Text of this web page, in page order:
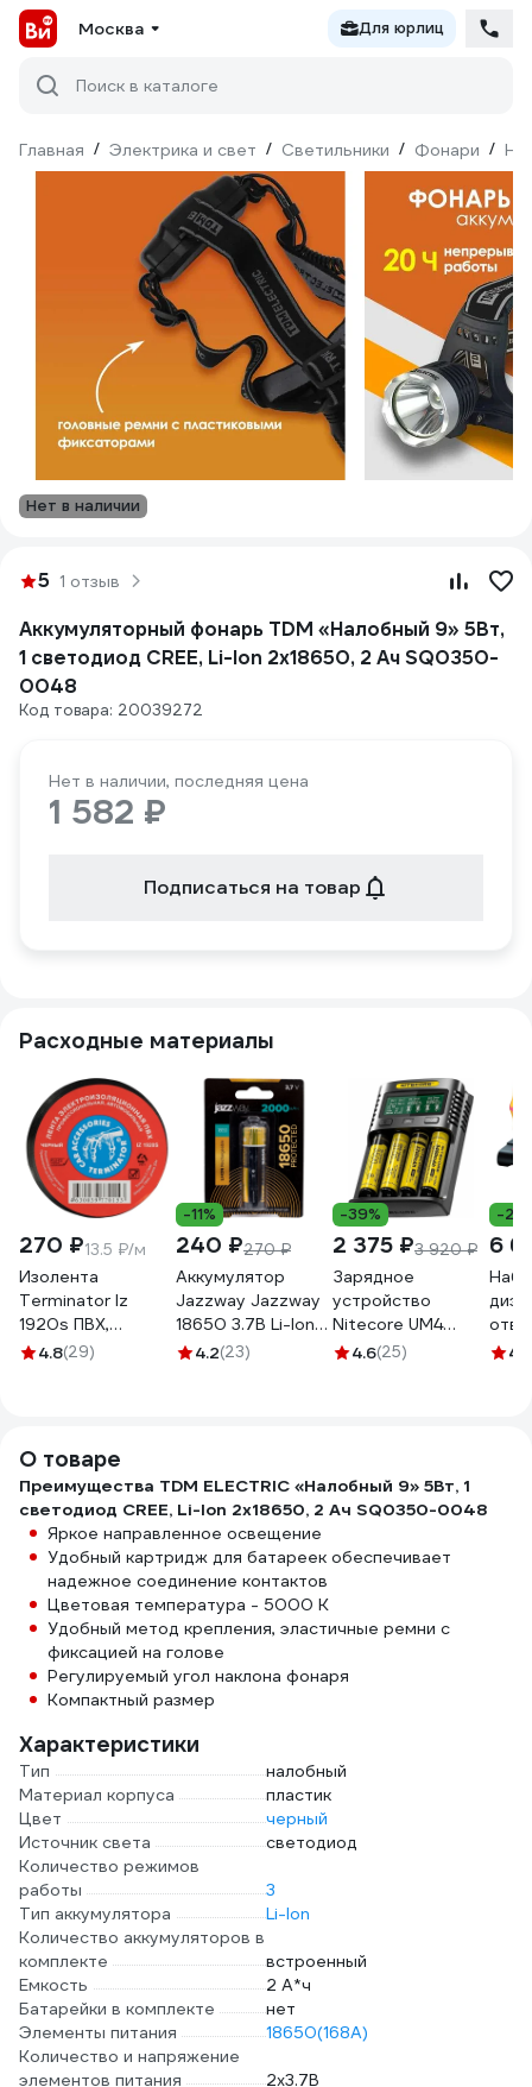
Москва Для юрлиц
Поиск в каталоге
Главная / Электрика и свет / Светильники / Фонари /
Нет в наличии
5 1 отзыв
Аккумуляторный фонарь TDM «Налобный 9» 5Вт,
1 светодиод CREE, Li-Ion 2x18650, 2 Ач SQ0350-
0048
Код товара: 20039272
Нет в наличии, последняя цена
1 582 ₽
Подписаться на товар
Расходные материалы
270 ₽13.5 ₽/м
Изолента
Terminator Iz
1920s ПВХ,
черная,
4.8(29)
-11%
240 ₽270 ₽
Аккумулятор
Jazzway Jаzzway
18650 3.7В Li-Ion
2000 мАч с
4.2(23)
-39%
2 375 ₽3 920 ₽
Зарядное
устройство
Nitecore UM4
18650/21700 на
автоматическим
определением
4.6(25)
-
6
4.9
О товаре
Преимущества TDM ELECTRIC «Налобный 9» 5Вт, 1
светодиод CREE, Li-Ion 2x18650, 2 Ач SQ0350-0048
Яркое направленное освещение
Удобный картридж для батареек обеспечивает
надежное соединение контактов
Цветовая температура - 5000 К
Удобный метод крепления, эластичные ремни с
фиксацией на голове
Регулируемый угол наклона фонаря
Компактный размер
Характеристики
Тип
налобный
Материал корпуса
пластик
Цвет
черный
Источник света
светодиод
Количество режимов
работы
3
Тип аккумулятора
Li-Ion
Количество аккумуляторов в
комплекте
встроенный
Емкость
2 А*ч
Батарейки в комплекте
нет
Элементы питания
18650(168A)
Количество и напряжение
элементов питания
2х3.7В